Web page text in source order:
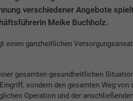
verschiedener Angebote
Meike Buchholz.
einen ganzheitlichen
gesamten gesundheitlichen
sondern den gesamten Weg von
Operation und der